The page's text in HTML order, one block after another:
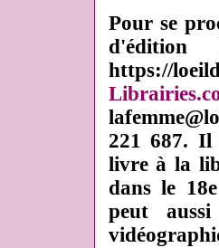
Pour se
https://
221 687. Il
livre à la
dans le
peut